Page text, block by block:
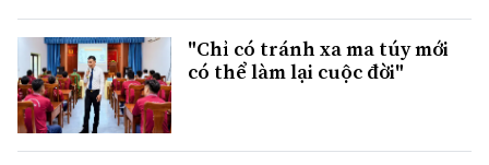
"Chỉ có tránh xa ma túy mới
có thể làm lại cuộc đời"